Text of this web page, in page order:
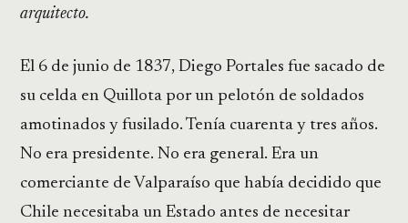
arquitecto.
El 6 de junio de 1837, Diego Portales fue sacado de
su celda en Quillota por un pelotón de soldados
amotinados y fusilado. Tenía cuarenta y tres años.
No era presidente. No era general. Era un
comerciante de Valparaíso que había decidido que
Chile necesitaba un Estado antes de necesitar